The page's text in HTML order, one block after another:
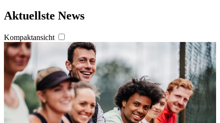
Aktuellste News
Kompaktansicht